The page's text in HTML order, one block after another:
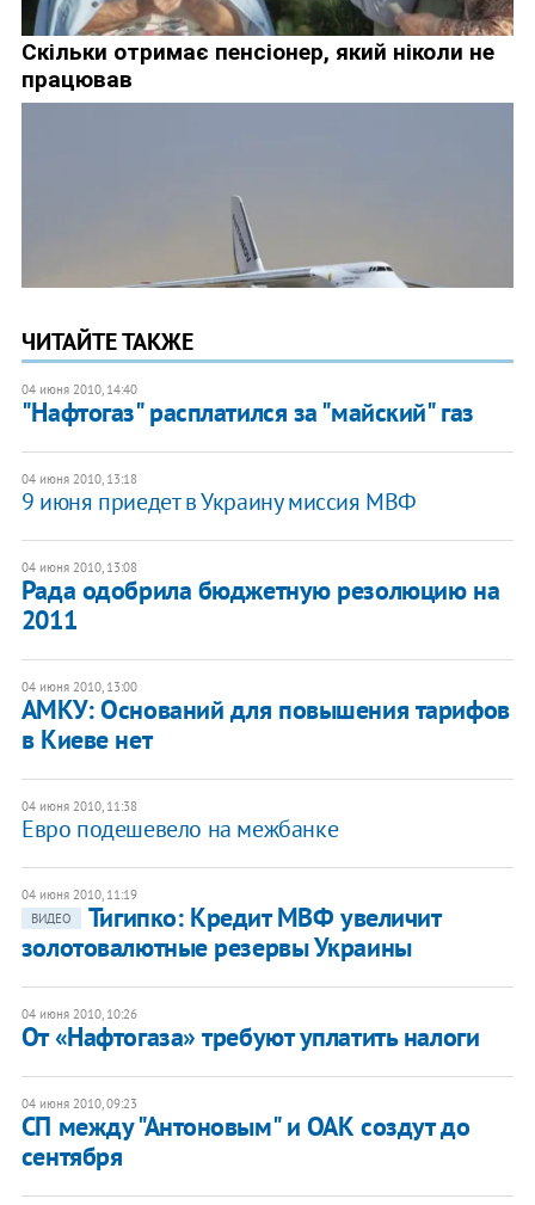
ЧИТАЙТЕ ТАКЖЕ
04 июня 2010, 14:40
"Нафтогаз" расплатился за "майский" газ
04 июня 2010, 13:18
9 июня приедет в Украину миссия МВФ
04 июня 2010, 13:08
Рада одобрила бюджетную резолюцию на
2011
04 июня 2010, 13:00
АМКУ: Оснований для повышения тарифов
в Киеве нет
04 июня 2010, 11:38
Евро подешевело на межбанке
04 июня 2010, 11:19
ВИДЕО
Тигипко: Кредит МВФ увеличит
золотовалютные резервы Украины
04 июня 2010, 10:26
От «Нафтогаза» требуют уплатить налоги
04 июня 2010, 09:23
СП между "Антоновым" и ОАК создут до
сентября